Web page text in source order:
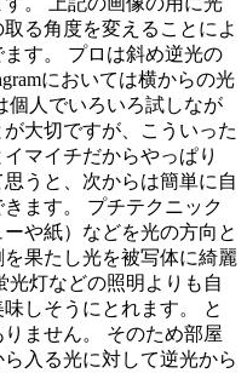
る角度を変えることによ
す。 プロは斜め逆光の
においては横からの光
個人でいろいろ試しなが
大切ですが、こういった
マイチだからやっぱり
うと、次からは簡単に自
ます。 プチテクニック
や紙）などを光の方向と
果たし光を被写体に綺麗
光灯などの照明よりも自
しそうにとれます。 と
ません。 そのため部屋
入る光に対して逆光から